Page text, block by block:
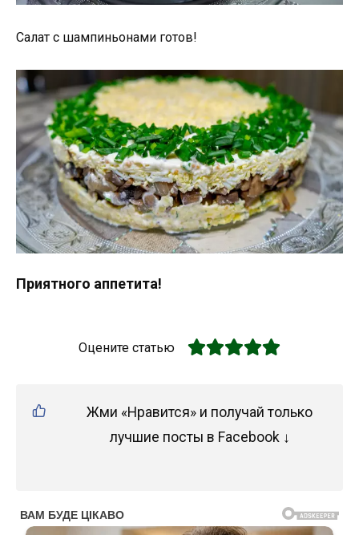
Салат с шампиньонами готов!
Приятного аппетита!
Оцените статью
Жми «Нравится» и получай только
лучшие посты в Facebook ↓